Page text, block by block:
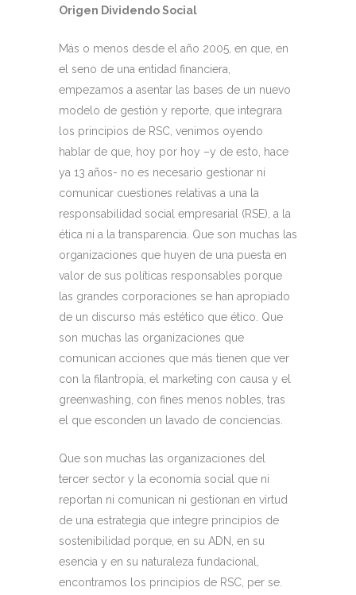
Origen Dividendo Social
Más o menos desde el año 2005, en que, en
el seno de una entidad financiera,
empezamos a asentar las bases de un nuevo
modelo de gestión y reporte, que integrara
los principios de RSC, venimos oyendo
hablar de que, hoy por hoy –y de esto, hace
ya 13 años- no es necesario gestionar ni
comunicar cuestiones relativas a una la
responsabilidad social empresarial (RSE), a la
ética ni a la transparencia. Que son muchas las
organizaciones que huyen de una puesta en
valor de sus políticas responsables porque
las grandes corporaciones se han apropiado
de un discurso más estético que ético. Que
son muchas las organizaciones que
comunican acciones que más tienen que ver
con la filantropía, el marketing con causa y el
greenwashing, con fines menos nobles, tras
el que esconden un lavado de conciencias.
Que son muchas las organizaciones del
tercer sector y la economía social que ni
reportan ni comunican ni gestionan en virtud
de una estrategia que integre principios de
sostenibilidad porque, en su ADN, en su
esencia y en su naturaleza fundacional,
encontramos los principios de RSC, per se.